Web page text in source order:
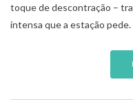
toque de descontração –
intensa que a estação pede.